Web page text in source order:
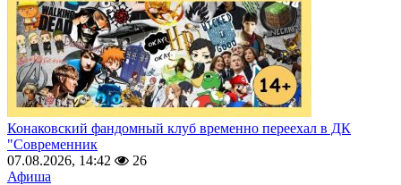
Конаковский фандомный клуб временно переехал в ДК
"Современник
07.08.2026, 14:42
26
Афиша